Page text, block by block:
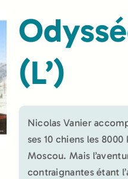
(L’)
Nicolas Vanier
ses 10 chiens les
Moscou. Mais
contraignantes étant